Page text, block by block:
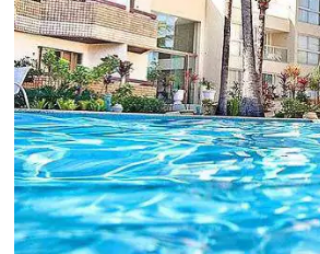
Sigue leyendo